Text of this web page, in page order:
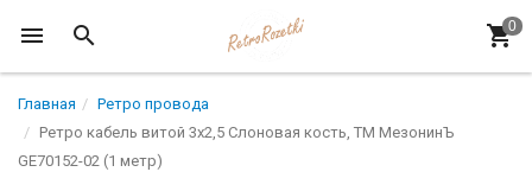
Главная
Ретро провода
Ретро кабель витой 3x2,5 Слоновая кость, ТМ МезонинЪ
GE70152-02 (1 метр)